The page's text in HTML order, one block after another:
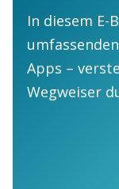
In diesem E-
Apps –
Wegweiser